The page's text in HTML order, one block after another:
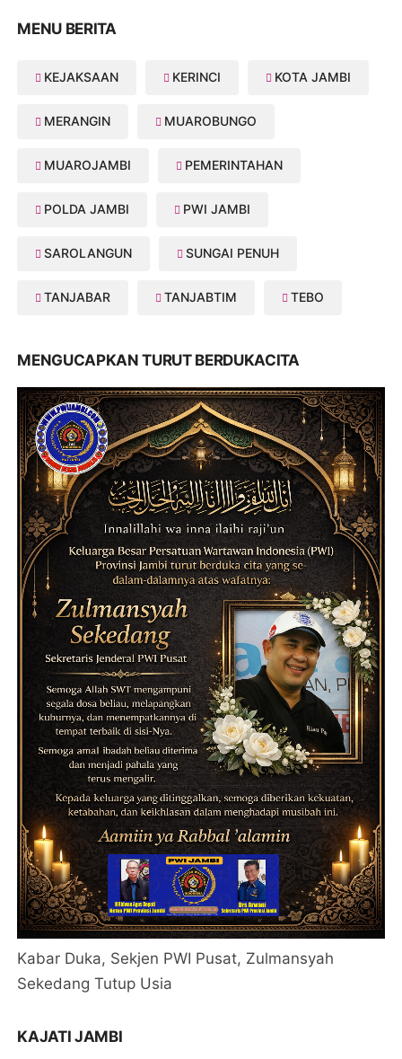
MENU BERITA
KEJAKSAAN KERINCI KOTA JAMBI
MERANGIN MUAROBUNGO
MUAROJAMBI PEMERINTAHAN
POLDA JAMBI PWI JAMBI
SAROLANGUN SUNGAI PENUH
TANJABAR TANJABTIM TEBO
MENGUCAPKAN TURUT BERDUKACITA
Kabar Duka, Sekjen PWI Pusat, Zulmansyah
Sekedang Tutup Usia
KAJATI JAMBI